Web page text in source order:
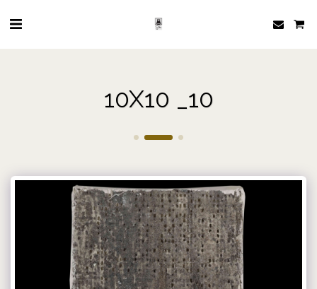
10X10 _10